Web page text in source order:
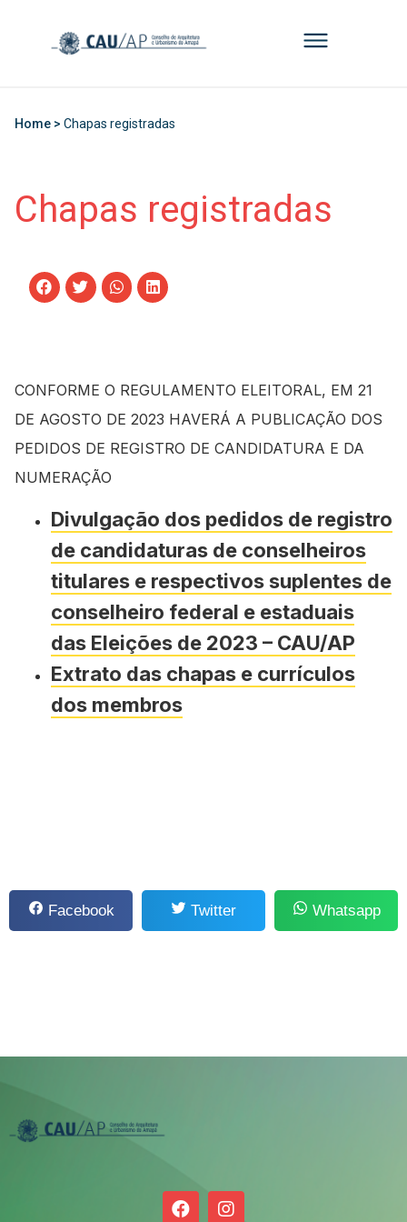
Home > Chapas registradas
Chapas registradas
CONFORME O REGULAMENTO ELEITORAL, EM 21
DE AGOSTO DE 2023 HAVERÁ A PUBLICAÇÃO DOS
PEDIDOS DE REGISTRO DE CANDIDATURA E DA
NUMERAÇÃO
Divulgação dos pedidos de registro
de candidaturas de conselheiros
titulares e respectivos suplentes de
conselheiro federal e estaduais
das Eleições de 2023 – CAU/AP
Extrato das chapas e currículos
dos membros
Facebook Twitter Whatsapp